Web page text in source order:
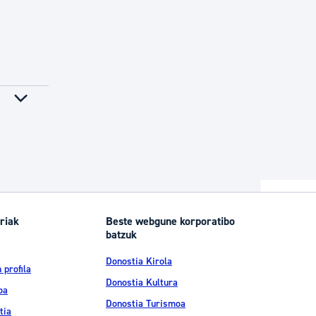
profila
Beste webgune korporatibo
batzuk
Donostia Kirola
Donostia Kultura
Donostia Turismoa